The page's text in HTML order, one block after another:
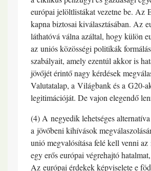
európai jelöltlistákat vezetne be. Az
kapna biztosai kiválasztásában. Az
láthatóvá válna azáltal, hogy külön
az uniós közösségi politikák
szabályait, amely ezentúl akkor is
jövőjét érintő nagy kérdések
Valutatalap, a Világbank és a G20-
legitimációját. De vajon elegendő
(4) A negyedik lehetséges
a jövőbeni kihívások
unió megvalósítása felé kell venni
egy erős európai végrehajtó
Az európai érdekek képviselete e